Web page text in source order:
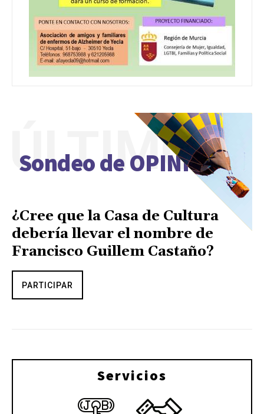
Sondeo de OPINIÓN
ÚLTIMO
¿Cree que la Casa de Cultura
debería llevar el nombre de
Francisco Guillem Castaño?
PARTICIPAR
Servicios